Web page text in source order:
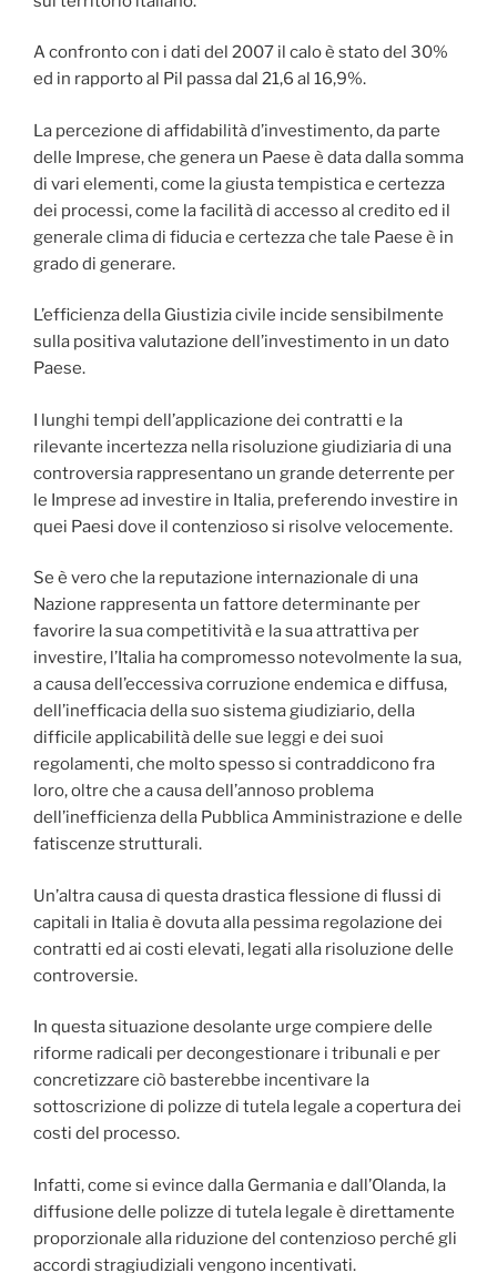
A confronto con i dati del 2007 il calo è stato del 30%
ed in rapporto al Pil passa dal 21,6 al 16,9%.
La percezione di affidabilità d’investimento, da parte
delle Imprese, che genera un Paese è data dalla somma
di vari elementi, come la giusta tempistica e certezza
dei processi, come la facilità di accesso al credito ed il
generale clima di fiducia e certezza che tale Paese è in
grado di generare.
L’efficienza della Giustizia civile incide sensibilmente
sulla positiva valutazione dell’investimento in un dato
Paese.
I lunghi tempi dell’applicazione dei contratti e la
rilevante incertezza nella risoluzione giudiziaria di una
controversia rappresentano un grande deterrente per
le Imprese ad investire in Italia, preferendo investire in
quei Paesi dove il contenzioso si risolve velocemente.
Se è vero che la reputazione internazionale di una
Nazione rappresenta un fattore determinante per
favorire la sua competitività e la sua attrattiva per
investire, l’Italia ha compromesso notevolmente la sua,
a causa dell’eccessiva corruzione endemica e diffusa,
dell’inefficacia della suo sistema giudiziario, della
difficile applicabilità delle sue leggi e dei suoi
regolamenti, che molto spesso si contraddicono fra
loro, oltre che a causa dell’annoso problema
dell’inefficienza della Pubblica Amministrazione e delle
fatiscenze strutturali.
Un’altra causa di questa drastica flessione di flussi di
capitali in Italia è dovuta alla pessima regolazione dei
contratti ed ai costi elevati, legati alla risoluzione delle
controversie.
In questa situazione desolante urge compiere delle
riforme radicali per decongestionare i tribunali e per
concretizzare ciò basterebbe incentivare la
sottoscrizione di polizze di tutela legale a copertura dei
costi del processo.
Infatti, come si evince dalla Germania e dall’Olanda, la
diffusione delle polizze di tutela legale è direttamente
proporzionale alla riduzione del contenzioso perché gli
accordi stragiudiziali vengono incentivati.